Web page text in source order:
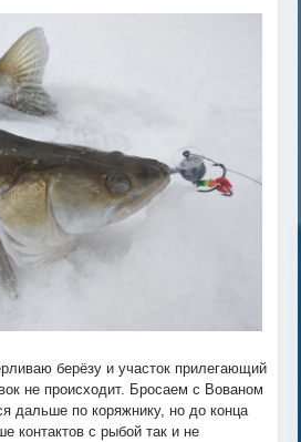
берёзу и участок прилегающий
не происходит. Бросаем с Вованом
дальше по коряжнику, но до конца
контактов с рыбой так и не